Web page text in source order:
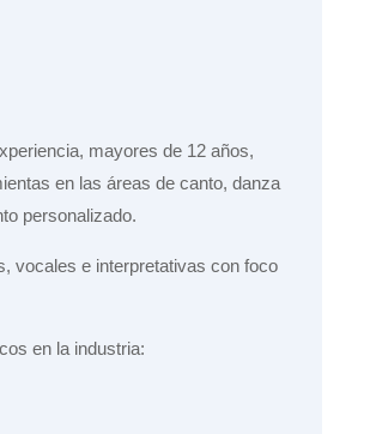
mayores de 12 años,
en las áreas de canto, danza
personalizado.
vocales e interpretativas con foco
en la industria: